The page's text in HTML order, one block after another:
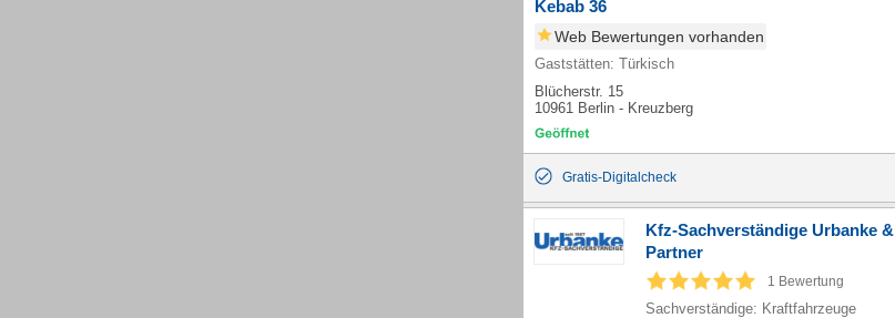
Kebab 36
Web Bewertungen vorhanden
Gaststätten: Türkisch
Blücherstr. 15
10961 Berlin - Kreuzberg
Gratis-Digitalcheck
Kfz-Sachverständige Urbanke &
Partner
1 Bewertung
Sachverständige: Kraftfahrzeuge